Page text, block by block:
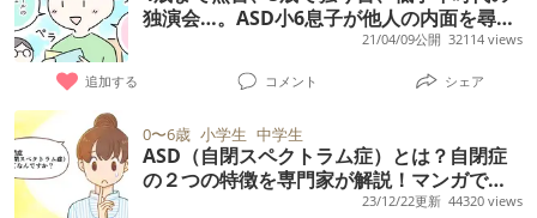
独演会…。ASD小6息子が他人の内面を尋ね
21/04/09公開 32114 views
追加する コメント シェア
0〜6歳 小学生 中学生
ASD（自閉スペクトラム症）とは？自閉症
の２つの特徴を専門家が解説！マンガで学
23/12/22更新 44320 views